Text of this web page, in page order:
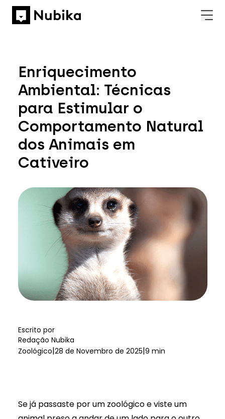
Enriquecimento
Ambiental: Técnicas
para Estimular o
Comportamento Natural
dos Animais em
Cativeiro
Escrito por
Redação Nubika
Zoológico|28 de Novembro de 2025|9 min
Se já passaste por um zoológico e viste um